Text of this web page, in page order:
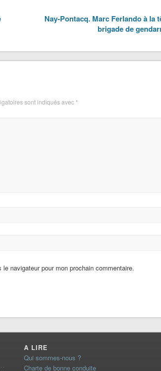
Nay-Pontacq. Marc Ferlando à la
brigade de
sont indiqués avec*
navigateur pour mon prochain commentaire.
A LIRE
Qui sommes-nous ?
Charte de bonne conduite